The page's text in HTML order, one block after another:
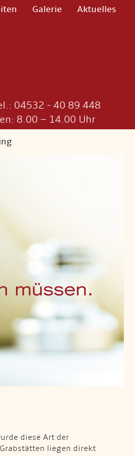
Galerie Aktuelles
04532 - 40 89 448
8.00 – 14.00 Uhr
diese Art der
liegen direkt